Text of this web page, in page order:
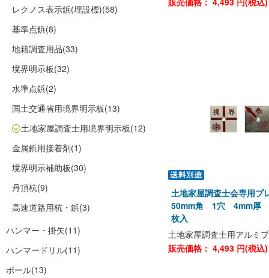
レクノス表示鋲(埋設標)(58)
基準点鋲(8)
地籍調査用品(33)
境界明示板(32)
水準点鋲(2)
国土交通省用境界明示板(13)
土地家屋調査士用境界明示板(12)
金属鋲用接着剤(1)
境界明示補助板(30)
丹頂杭(9)
高速道路用杭・鋲(3)
ハンマー・掛矢(11)
ハンマードリル(11)
ポール(13)
土地家屋調査士会専用
50mm角 1穴 4mm
枚入
土地家屋調査士用アルミ
販売価格： 4,493 円(税